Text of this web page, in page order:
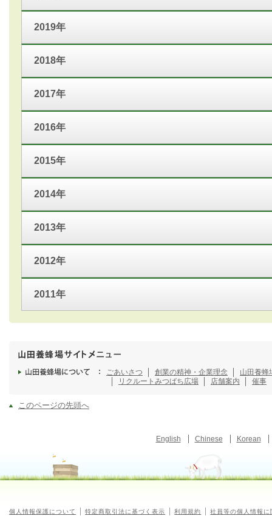
2019年
2018年
2017年
2016年
2015年
2014年
2013年
2012年
2011年
ごあいさつ 創業の精神・企業理念
山田養蜂
リクルート みつばち広場 店舗案内 催事
このページの先頭へ
English Chinese Korean
個人情報保護について 特定商取引法に基づく表示 利用規約 社員等の個人情報